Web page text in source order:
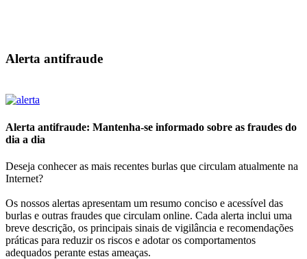
Alerta antifraude
Alerta antifraude: Mantenha-se informado sobre as fraudes do
dia a dia
Deseja conhecer as mais recentes burlas que circulam atualmente na
Internet?
Os nossos alertas apresentam um resumo conciso e acessível das
burlas e outras fraudes que circulam online. Cada alerta inclui uma
breve descrição, os principais sinais de vigilância e recomendações
práticas para reduzir os riscos e adotar os comportamentos
adequados perante estas ameaças.